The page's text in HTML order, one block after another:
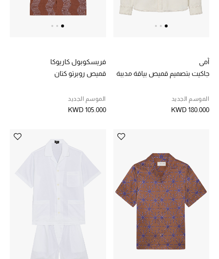
تسوقوا توتيمي
آمي
جاكيت بتصميم قميص بياقة مدببة
الموسم الجديد
KWD 180.000
فريسكوبول كاريوكا
قميص روبرتو كتان
الموسم الجديد
KWD 105.000